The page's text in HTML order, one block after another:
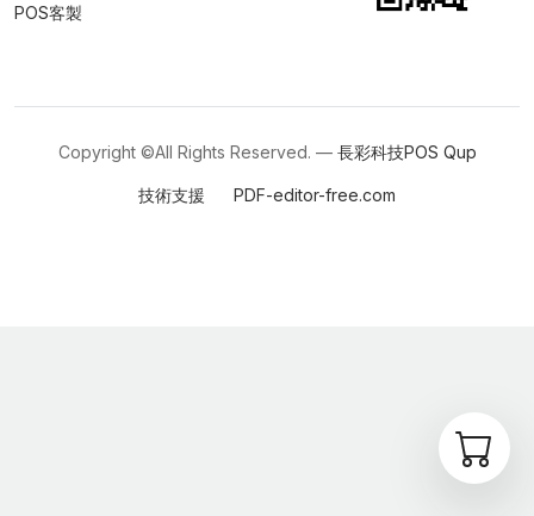
POS客製
Copyright ©All Rights Reserved. — 長彩科技POS Qup
技術支援 PDF-editor-free.com